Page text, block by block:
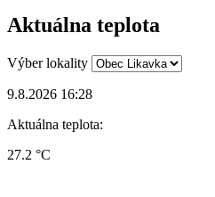
Aktuálna teplota
Výber lokality
9.8.2026 16:28
Aktuálna teplota:
27.2 °C